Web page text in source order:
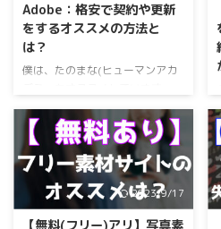
Adobe：格安で契約や更新
をするオススメの方法と
は？
僕は、たのまな(ヒューマンアカ
＞＞公式サイトはコチラ
2023/9/17